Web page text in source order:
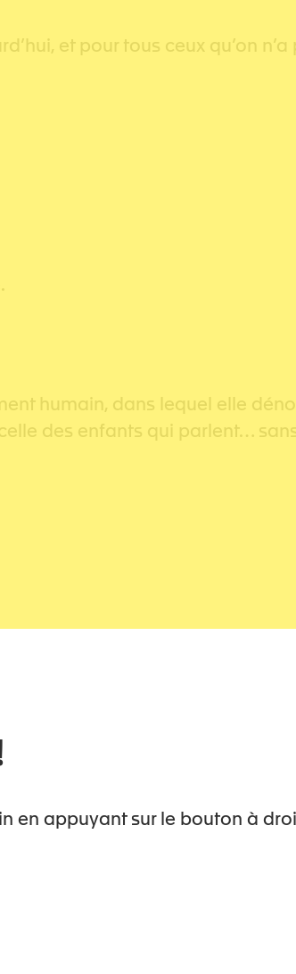
en appuyant sur le bouton à
et pour tous ceux qu’on n’a
humain, dans lequel elle
des enfants qui parlent…
in ihrer Familie zu
und Ablehnung. Wie
Kampfgeist und